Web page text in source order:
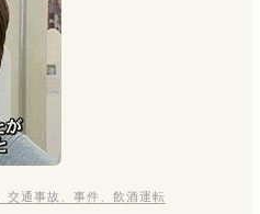
、交通事故 、事件 、飲酒運転